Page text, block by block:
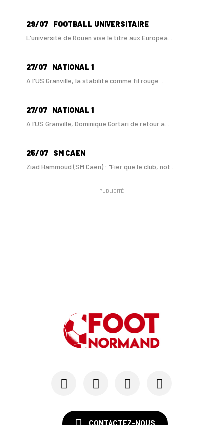
29/07 FOOTBALL UNIVERSITAIRE
L'université de Rouen vise le titre aux Europea...
27/07 NATIONAL 1
A l'US Granville, la stabilité comme fil rouge ...
27/07 NATIONAL 1
A l’US Granville, Dominique Gortari de retour a...
25/07 SM CAEN
Ziad Hammoud (SM Caen) : "Fier que le club, not...
SM CAEN - MERCATO
Avec Mohamed Hafid, Malherbe veut frapper un gr...
SM Caen : Julien Meilhac quitte la direction de...
PUBLICITÉ
CONTACTEZ-NOUS